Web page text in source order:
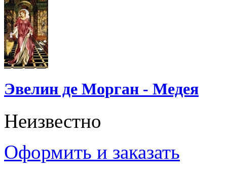
Эвелин де Морган - Медея
Неизвестно
Оформить и заказать